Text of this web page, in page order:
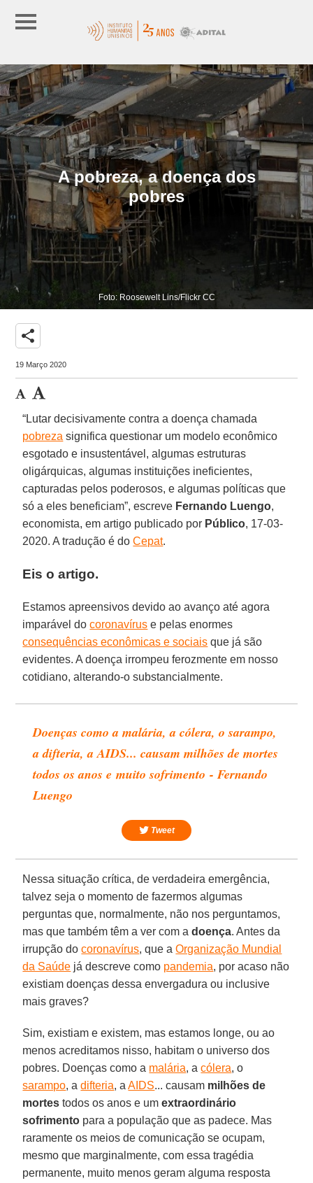
A pobreza, a doença dos
pobres
Foto: Roosewelt Lins/Flickr CC
share
19 Março 2020
“Lutar decisivamente contra a doença chamada
pobreza significa questionar um modelo econômico
esgotado e insustentável, algumas estruturas
oligárquicas, algumas instituições ineficientes,
capturadas pelos poderosos, e algumas políticas que
só a eles beneficiam”, escreve Fernando Luengo,
economista, em artigo publicado por Público, 17-03-
2020. A tradução é doCepat.
Eis o artigo.
Estamos apreensivos devido ao avanço até agora
imparável docoronavírus e pelas enormes
consequências econômicas e sociais que já são
evidentes. A doença irrompeu ferozmente em nosso
cotidiano, alterando-o substancialmente.
Doenças como a malária, a cólera, o sarampo,
a difteria, a AIDS... causam milhões de mortes
todos os anos e muito sofrimento - Fernando
Luengo
Tweet
Nessa situação crítica, de verdadeira emergência,
talvez seja o momento de fazermos algumas
perguntas que, normalmente, não nos perguntamos,
mas que também têm a ver com adoença. Antes da
irrupção docoronavírus, que aOrganização Mundial
da Saúde já descreve como pandemia, por acaso não
existiam doenças dessa envergadura ou inclusive
mais graves?
Sim, existiam e existem, mas estamos longe, ou ao
menos acreditamos nisso, habitam o universo dos
pobres. Doenças como a malária, acólera, o
sarampo, adifteria, aAIDS... causam milhões de
mortes todos os anos e umextraordinário
sofrimento para a população que as padece. Mas
raramente os meios de comunicação se ocupam,
mesmo que marginalmente, com essa tragédia
permanente, muito menos geram alguma resposta